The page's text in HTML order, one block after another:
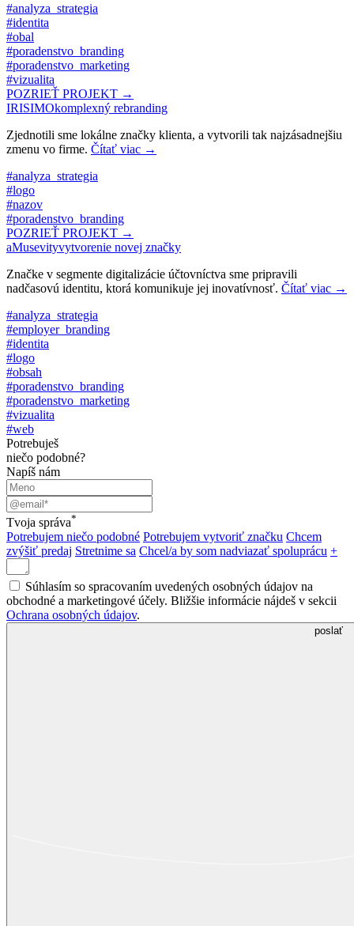
#analyza_strategia
#identita
#obal
#poradenstvo_branding
#poradenstvo_marketing
#vizualita
POZRIEŤ PROJEKT →
IRISIMOkomplexný rebranding
Zjednotili sme lokálne značky klienta, a vytvorili tak najzásadnejšiu
zmenu vo firme. Čítať viac →
#analyza_strategia
#logo
#nazov
#poradenstvo_branding
POZRIEŤ PROJEKT →
aMusevityvytvorenie novej značky
Značke v segmente digitalizácie účtovníctva sme pripravili
nadčasovú identitu, ktorá komunikuje jej inovatívnosť. Čítať viac →
#analyza_strategia
#employer_branding
#identita
#logo
#obsah
#poradenstvo_branding
#poradenstvo_marketing
#vizualita
#web
Potrebuješ
niečo podobné?
Napíš nám
Tvoja správa*
Potrebujem niečo podobné Potrebujem vytvoriť značku Chcem
zvýšiť predaj Stretnime sa Chcel/a by som nadviazať spoluprácu +
Súhlasím so spracovaním uvedených osobných údajov na
obchodné a marketingové účely. Bližšie informácie nájdeš v sekcii
Ochrana osobných údajov.
poslať